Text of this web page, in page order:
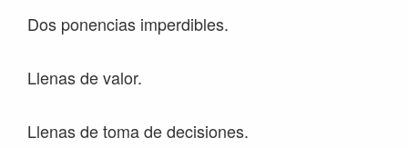
Dos ponencias imperdibles.
Llenas de valor.
Llenas de toma de decisiones.